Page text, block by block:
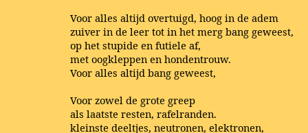
Voor alles altijd overtuigd, hoog in de adem
zuiver in de leer tot in het merg bang geweest,
op het stupide en futiele af,
met oogkleppen en hondentrouw.
Voor alles altijd bang geweest,
Voor zowel de grote greep
als laatste resten, rafelranden.
kleinste deeltjes, neutronen, elektronen,